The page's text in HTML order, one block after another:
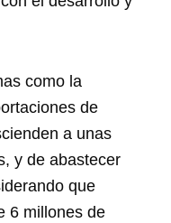
como la
de
a unas
y de abastecer
que
6 millones de